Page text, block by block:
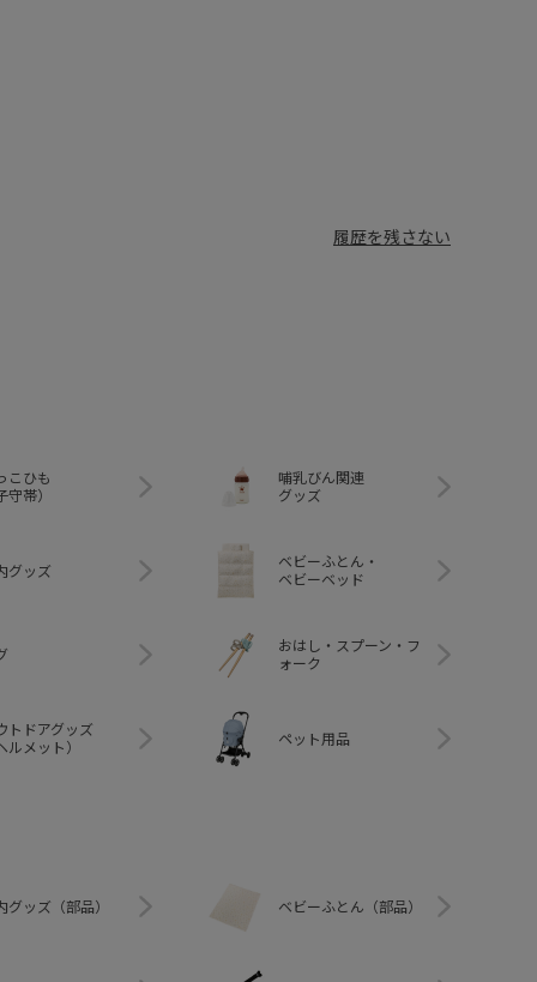
履歴を残さない
こひも
守帯）
哺乳びん関連
グッズ
グッズ
ベビーふとん・
ベビーベッド
おはし・スプーン・フ
ォーク
トドアグッズ
ルメット）
ペット用品
グッズ（部品） ベビーふとん（部品）